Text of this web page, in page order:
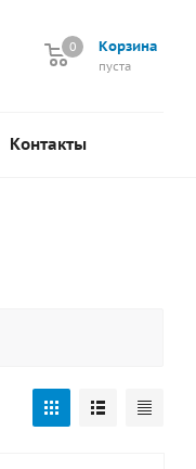
Корзина
0
пуста
0
Контакты